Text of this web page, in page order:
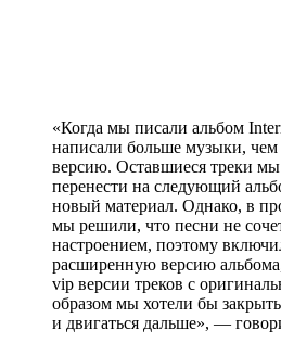
«Когда мы писали альбом
написали больше музыки,
версию. Оставшиеся треки
перенести на следующий
новый материал. Однако, в
мы решили, что песни не
настроением, поэтому
расширенную версию
vip версии треков с
образом мы хотели бы
и двигаться дальше», —